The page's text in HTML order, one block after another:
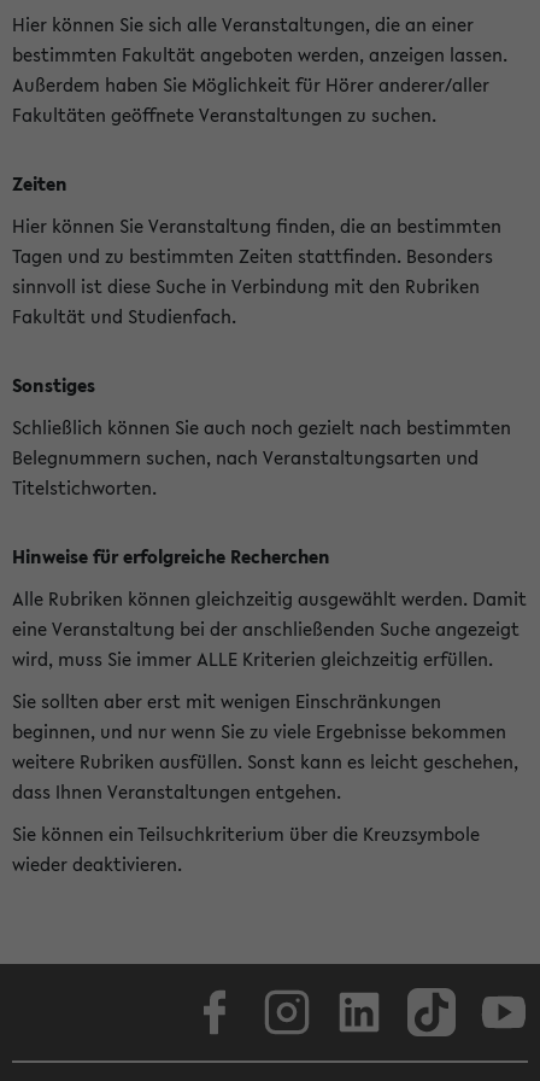
Hier können Sie sich alle Veranstaltungen, die an einer
bestimmten Fakultät angeboten werden, anzeigen lassen.
Außerdem haben Sie Möglichkeit für Hörer anderer/aller
Fakultäten geöffnete Veranstaltungen zu suchen.
Zeiten
Hier können Sie Veranstaltung finden, die an bestimmten
Tagen und zu bestimmten Zeiten stattfinden. Besonders
sinnvoll ist diese Suche in Verbindung mit den Rubriken
Fakultät und Studienfach.
Sonstiges
Schließlich können Sie auch noch gezielt nach bestimmten
Belegnummern suchen, nach Veranstaltungsarten und
Titelstichworten.
Hinweise für erfolgreiche Recherchen
Alle Rubriken können gleichzeitig ausgewählt werden. Damit
eine Veranstaltung bei der anschließenden Suche angezeigt
wird, muss Sie immer ALLE Kriterien gleichzeitig erfüllen.
Sie sollten aber erst mit wenigen Einschränkungen
beginnen, und nur wenn Sie zu viele Ergebnisse bekommen
weitere Rubriken ausfüllen. Sonst kann es leicht geschehen,
dass Ihnen Veranstaltungen entgehen.
Sie können ein Teilsuchkriterium über die Kreuzsymbole
wieder deaktivieren.